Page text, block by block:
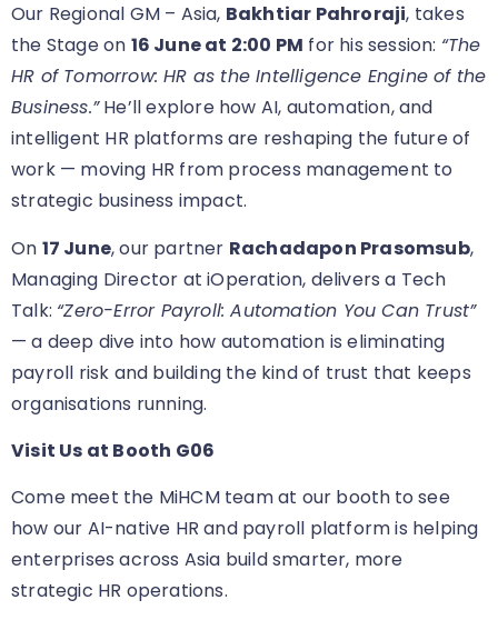
Our Regional GM – Asia, Bakhtiar Pahroraji, takes
the Stage on 16 June at 2:00 PM for his session: “The
HR of Tomorrow: HR as the Intelligence Engine of the
Business.”He’ll explore how AI, automation, and
intelligent HR platforms are reshaping the future of
work — moving HR from process management to
strategic business impact.
On 17 June, our partner Rachadapon Prasomsub,
Managing Director at iOperation, delivers a Tech
Talk: “Zero-Error Payroll: Automation You Can Trust”
— a deep dive into how automation is eliminating
payroll risk and building the kind of trust that keeps
organisations running.
Visit Us at Booth G06
Come meet the MiHCM team at our booth to see
how our AI-native HR and payroll platform is helping
enterprises across Asia build smarter, more
strategic HR operations.